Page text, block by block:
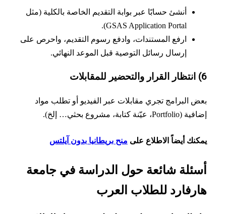
أنشئ حسابًا عبر بوابة التقديم الخاصة بالكلية (مثل
GSAS Application Portal).
ارفع المستندات، وادفع رسوم التقديم، واحرص على
إرسال رسائل التوصية قبل الموعد النهائي.
البرامج تجري مقابلات عبر الفيديو أو تطلب مواد
أيضاً الاطلاع علىمنح بريطانيا بدون آيلتس
شائعة حول الدراسة في جامعة
للطلاب العرب